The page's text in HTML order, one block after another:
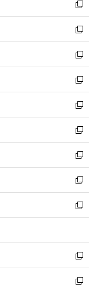
く
ィ
ン
ド
ウ
で
開
く
い
ウ
ィ
ン
ド
ウ
で
開
く
新
し
い
ウ
ィ
ン
ド
ウ
で
開
く
新
し
い
ウ
ィ
ン
ド
ウ
で
開
く
新
し
い
ウ
ィ
ン
ド
ウ
で
開
く
新
し
い
ウ
ィ
ン
ド
ウ
で
開
く
新
し
い
ウ
ィ
ン
ド
ウ
で
開
新
し
い
ウ
ィ
ン
ド
ウ
開
く
新
し
い
ウ
ィ
ン
ウ
で
開
く
新
し
い
ウ
ン
ド
ウ
で
新
し
ウ
ィ
ン
ド
新
し
い
新